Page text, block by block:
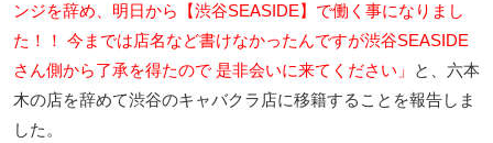
ンジを辞め、明日から【渋谷SEASIDE】で働く事になりまし
た！！ 今までは店名など書けなかったんですが渋谷SEASIDE
さん側から了承を得たので 是非会いに来てください」
と、六本
木の店を辞めて渋谷のキャバクラ店に移籍することを報告しま
した。